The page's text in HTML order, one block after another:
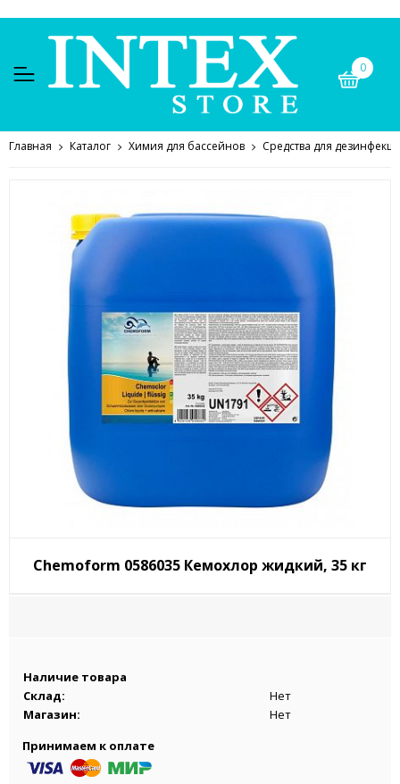
0
Главная Каталог Химия для бассейнов Средства для
Chemoform 0586035 Кемохлор жидкий, 35 кг
Наличие товара
Склад:
Нет
Магазин:
Нет
Принимаем к оплате